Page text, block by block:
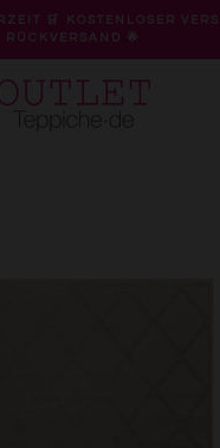
Pause
🛒 KOSTENLOSER
RÜCKVERSAND 🌟